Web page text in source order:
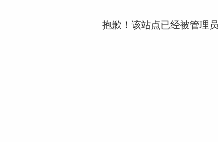
抱歉！该站点已经被管理